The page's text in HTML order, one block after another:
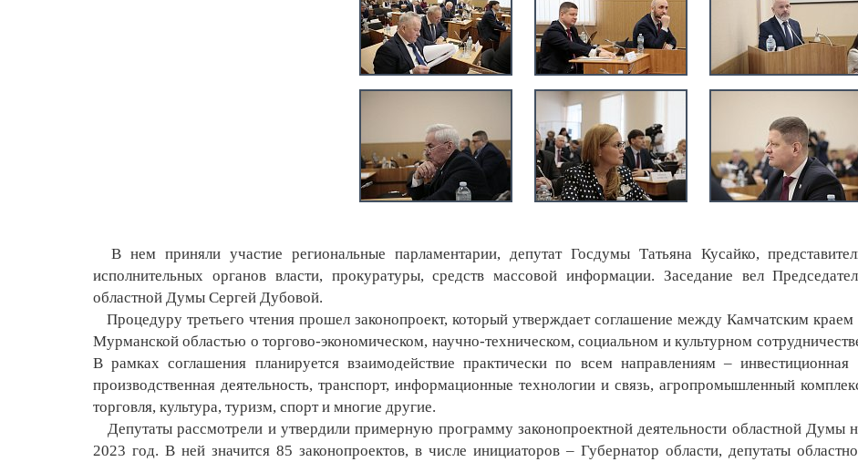
В нем приняли участие региональные парламентарии, депутат Госдумы Татьяна Кусайко,
исполнительных органов власти, прокуратуры, средств массовой информации. Заседание вел
областной Думы Сергей Дубовой.
Процедуру третьего чтения прошел законопроект, который утверждает соглашение между Камчатским краем
Мурманской областью о торгово-экономическом, научно-техническом, социальном и культурном
В рамках соглашения планируется взаимодействие практически по всем направлениям – инвестиционная
производственная деятельность, транспорт, информационные технологии и связь, агропромышленный
торговля, культура, туризм, спорт и многие другие.
Депутаты рассмотрели и утвердили примерную программу законопроектной деятельности областной Думы
2023 год. В ней значится 85 законопроектов, в числе инициаторов – Губернатор области, депутаты